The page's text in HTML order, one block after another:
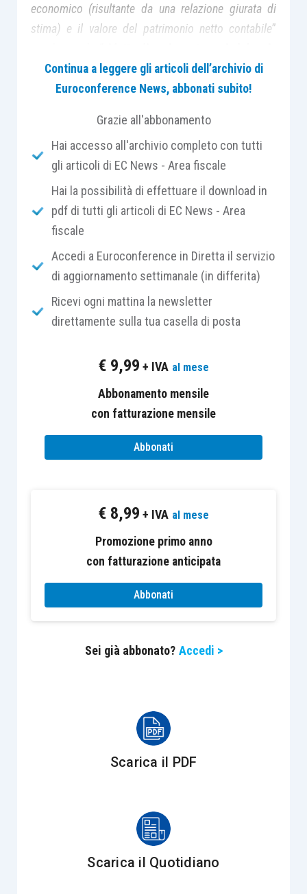
economico (risultante da una relazione giurata di
stima) e il valore del patrimonio netto contabile”
della somma dei conferimenti e versamenti fatti
negli ultimi 24 mesi anteriori alla data di efficacia
Con tale modifica vienesemplificato il calcolo
(prima privo di senso), ma si continua a rinvenire
una mancanza di logica sottesa all’effetto
diminutivo che la norma procura al
economico dell’azienda
o comunque del
patrimonio delle società partecipi delle
proseguo si cercherà di esplicitare.
Somma deiconferimenti e dei versamenti
effettuati negli ultimi 24 mesi: euro 500
Patrimonio netto
Valore economico dell’azienda:
euro
Rapporto tra valore economico e Patrimonio
Prodotto tra la somma degli apporti e la risultanza
dell’indicato rapporto: euro 500 x 1,5 = euro 750
Continua a leggere gli articoli dell’archivio di
Euroconference News, abbonati subito!
Grazie all'abbonamento
Hai accesso all'archivio completo con tutti
gli articoli di EC News - Area fiscale
Hai la possibilità di effettuare il download in
pdf di tutti gli articoli di EC News - Area
fiscale
Accedi a Euroconference in Diretta il servizio
di aggiornamento settimanale (in differita)
Ricevi ogni mattina la newsletter
direttamente sulla tua casella di posta
€ 9,99 + IVA al mese
Abbonamento mensile
con fatturazione mensile
Abbonati
€ 8,99 + IVA al mese
Promozione primo anno
con fatturazione anticipata
Abbonati
Sei già abbonato? Accedi >
Scarica il PDF
Scarica il Quotidiano